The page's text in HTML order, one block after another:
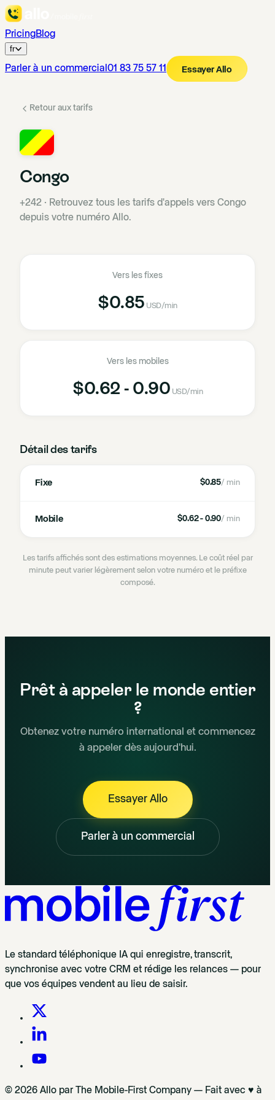
PricingBlog
fr
Parler à un commercial 01 83 75 57 11 Essayer Allo
Retour aux tarifs
Congo
+242 · Retrouvez tous les tarifs d'appels vers Congo
depuis votre numéro Allo.
Vers les fixes
$0.85 USD/min
Vers les mobiles
$0.62 - 0.90 USD/min
Détail des tarifs
Fixe $0.85/ min
Mobile $0.62 - 0.90/ min
Les tarifs affichés sont des estimations moyennes. Le coût réel par
minute peut varier légèrement selon votre numéro et le préfixe
composé.
Prêt à appeler le monde entier
?
Obtenez votre numéro international et commencez
à appeler dès aujourd'hui.
Essayer Allo
Parler à un commercial
Le standard téléphonique IA qui enregistre, transcrit,
synchronise avec votre CRM et rédige les relances — pour
que vos équipes vendent au lieu de saisir.
© 2026 Allo par The Mobile-First Company — Fait avec ♥ à